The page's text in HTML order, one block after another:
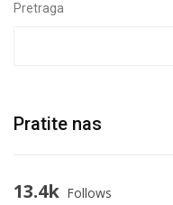
Pretraga
Pratite nas
13.4k Follows